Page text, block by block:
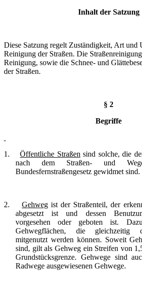
Inhalt der Satzung
Diese Satzung regelt Zuständigkeit, Art und
Reinigung der Straßen. Die
Reinigung, sowie die Schnee- und
der Straßen.
§ 2
Begriffe
1. Öffentliche Straßen sind solche, die
nach dem Straßen- und
Bundesfernstraßengesetz gewidmet sind.
2. Gehwegist der Straßenteil, der
abgesetzt ist und dessen
vorgesehen oder geboten ist.
Gehwegflächen, die gleichzeitig
mitgenutzt werden können. Soweit
sind, gilt als Gehweg ein Streifen von
Grundstücksgrenze. Gehwege sind
Radwege ausgewiesenen Gehwege.